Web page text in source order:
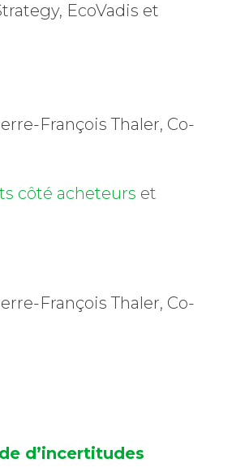
EcoVadis et
François Thaler, Co-
côté acheteurs et
François Thaler, Co-
d’incertitudes